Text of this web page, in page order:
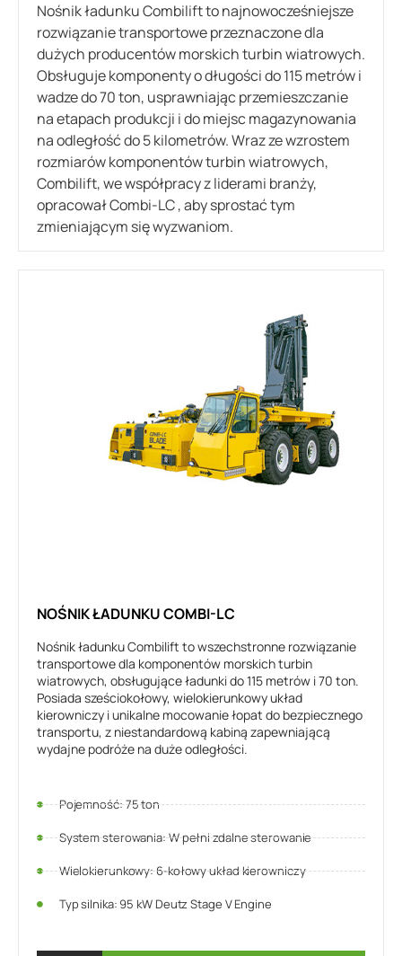
Nośnik ładunku Combilift to najnowocześniejsze
rozwiązanie transportowe przeznaczone dla
dużych producentów morskich turbin wiatrowych.
Obsługuje komponenty o długości do 115 metrów i
wadze do 70 ton, usprawniając przemieszczanie
na etapach produkcji i do miejsc magazynowania
na odległość do 5 kilometrów. Wraz ze wzrostem
rozmiarów komponentów turbin wiatrowych,
Combilift, we współpracy z liderami branży,
opracował Combi-LC , aby sprostać tym
zmieniającym się wyzwaniom.
NOŚNIK ŁADUNKU COMBI-LC
Nośnik ładunku Combilift to wszechstronne rozwiązanie
transportowe dla komponentów morskich turbin
wiatrowych, obsługujące ładunki do 115 metrów i 70 ton.
Posiada sześciokołowy, wielokierunkowy układ
kierowniczy i unikalne mocowanie łopat do bezpiecznego
transportu, z niestandardową kabiną zapewniającą
wydajne podróże na duże odległości.
Pojemność: 75 ton
System sterowania: W pełni zdalne sterowanie
Wielokierunkowy: 6-kołowy układ kierowniczy
Typ silnika: 95 kW Deutz Stage V Engine